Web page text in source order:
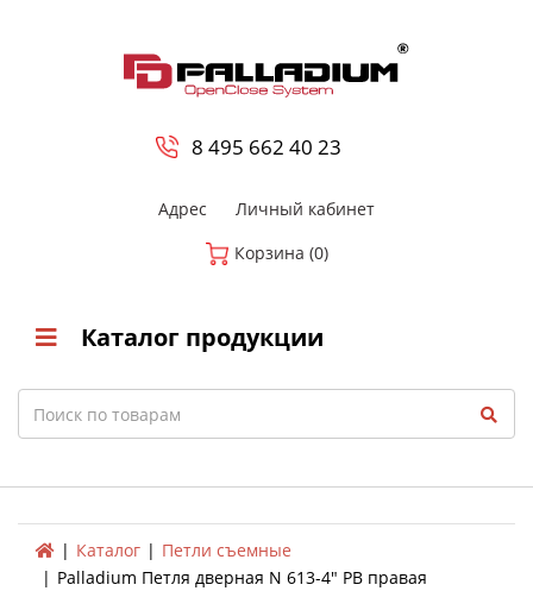
8 495 662 40 23
Адрес
Личный кабинет
Корзина (0)
Каталог продукции
Search
Каталог
Петли съемные
Palladium Петля дверная N 613-4" PB правая